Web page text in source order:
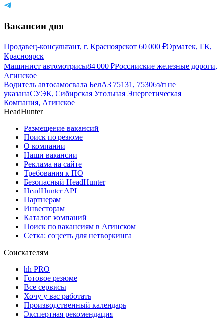
Вакансии дня
Продавец-консультант, г. Красноярскот 60 000 ₽Орматек, ГК,
Красноярск
Машинист автомотрисы84 000 ₽Российские железные дороги,
Агинское
Водитель автосамосвала БелАЗ 75131, 75306з/п не
указанаСУЭК, Сибирская Угольная Энергетическая
Компания, Агинское
HeadHunter
Размещение вакансий
Поиск по резюме
О компании
Наши вакансии
Реклама на сайте
Требования к ПО
Безопасный HeadHunter
HeadHunter API
Партнерам
Инвесторам
Каталог компаний
Поиск по вакансиям в Агинском
Сетка: соцсеть для нетворкинга
Соискателям
hh PRO
Готовое резюме
Все сервисы
Хочу у вас работать
Производственный календарь
Экспертная рекомендация